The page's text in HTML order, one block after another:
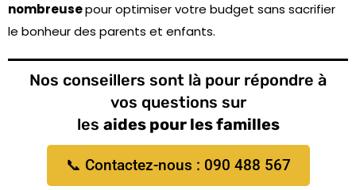
nombreusepour optimiser votre budget sans sacrifier
le bonheur des parents et enfants.
Nos conseillers sont là pour répondre à
vos questions sur
les aides pour les familles
📞 Contactez-nous : 090 488 567